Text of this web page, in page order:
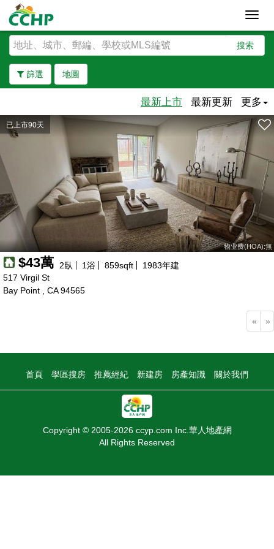
搜索
篩選 地圖
去除邊界
最新上市 最新更新 更多
已上市90天
物业费(HOA):無
$43萬 2臥 1浴 859sqft 1983年建
517 Virgil St
Bay Point , CA 94565
« »
首頁 學區搜房 推薦經紀 新建房 房產知識 關於我們
Copyright © 2005-2026 ccyp.com Inc.華人地產網
All Rights Reserved